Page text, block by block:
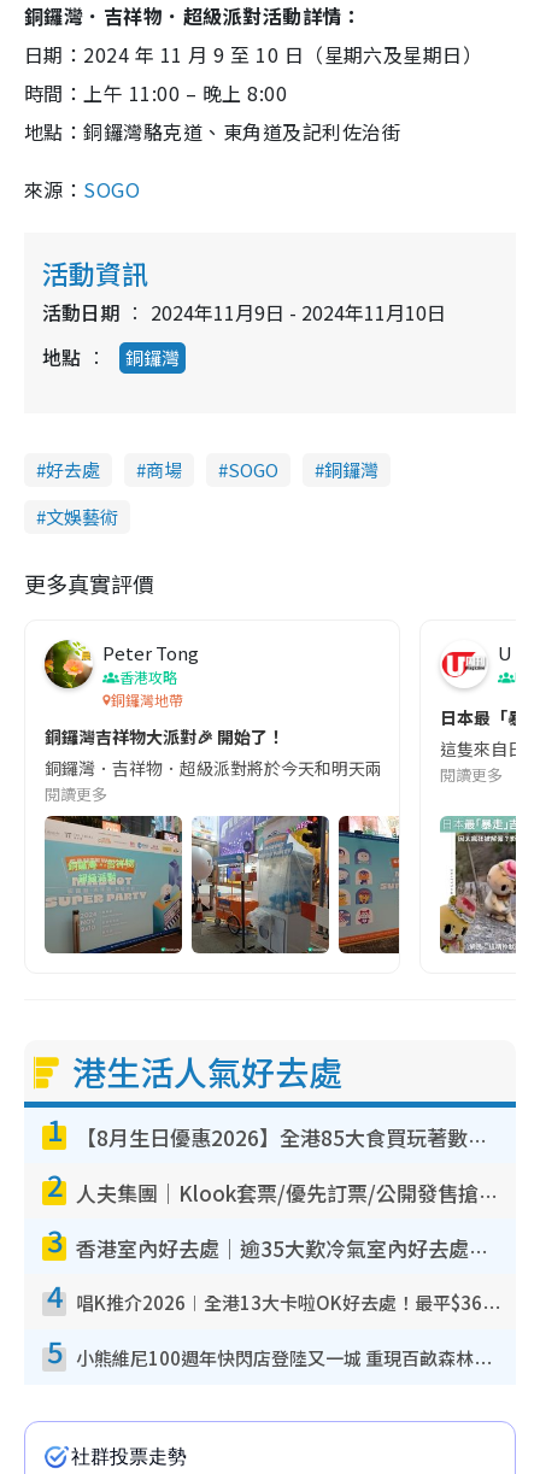
銅鑼灣．吉祥物．超級派對活動詳情：
日期：2024 年 11 月 9 至 10 日（星期六及星期日）
時間：上午 11:00 – 晚上 8:00
地點：銅鑼灣駱克道、東角道及記利佐治街
來源： SOGO
活動資訊
活動日期
2024年11月9日 - 2024年11月10日
地點
銅鑼灣
好去處 商場 SOGO
銅鑼灣
文娛藝術
更多真實評價
Peter Tong
香港攻略
銅鑼灣地帶
銅鑼灣吉祥物大派對🎉 開始了！
銅鑼灣．吉祥物．超級派對將於今天和明天兩由上午11時至晚上
閱讀更多
U
吹
日本最「暴
這隻來自日
閱讀更多
港生活人氣好去處
1 【8月生日優惠2026】全港85大食買玩著數攻略 自助餐/火鍋放題同行免費＋誠品/DONKI送現金券
2 人夫集團｜Klook套票/優先訂票/公開發售搶飛攻略！附票價.購票連結.場地座位表
3 香港室內好去處｜逾35大歎冷氣室內好去處推介 室內活動免費避雨無懼落雨
4 唱K推介2026︱全港13大卡啦OK好去處！最平$36起 日文K都有！(附地址+收費詳情)
5 小熊維尼100週年快閃店登陸又一城 重現百畝森林經典場景／獨家限定盲盒登場／專屬DIY香水